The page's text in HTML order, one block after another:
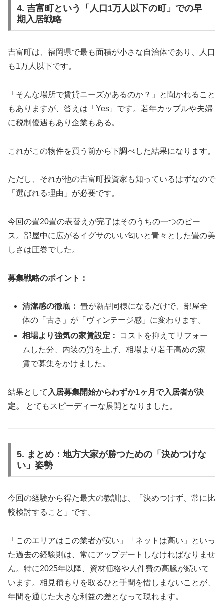
4. 吉富町という「人口1万人以下の町」での早
期入居戦略
吉富町は、福岡県で最も面積が小さな自治体であり、人口
も1万人以下です。
「そんな場所で賃貸ニーズがあるのか？」と聞かれること
もありますが、答えは「Yes」です。若年カップルや夫婦
に税制優遇もあり企業もある。
これがこの物件を買う前から下調べした結果になります。
ただし、それが他の吉富町投資家も知っているはずなので
「選ばれる理由」が必要です。
今回の畳20畳の表替えが完了はそのうちの一つのピー
ス。部屋中に広がるイグサのいい匂いと青々とした畳の美
しさは圧巻でした。
募集戦略のポイント：
清潔感の徹底： 畳が新品同様になるだけで、部屋全
体の「古さ」が「ヴィンテージ感」に変わります。
相場より強気の家賃設定：
コストを抑えてリフォー
ムした分、内装の質を上げ、相場より若干高めの家
賃で募集をかけました。
結果として 入居募集開始からわずか1ヶ月で入居者が決
定。
とてもスピーディーな展開となりました。
5. まとめ：地方大家が勝つための「決めつけな
い」姿勢
今回の経験から得た最大の教訓は、「決めつけず、常に比
較検討すること」です。
「このエリアはこの業者が安い」「ネットは高い」といっ
た過去の経験則は、常にアップデートしなければなりませ
ん。特に2025年以降、資材価格や人件費の高騰が続いて
います。相見積もりを取るひと手間を惜しまないことが、
年間を通じた大きな利益の差となって現れます。